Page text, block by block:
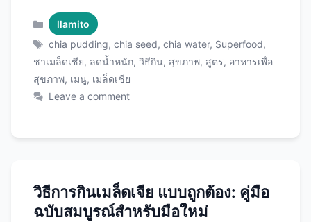
สุขภาพ พร้อมเคล็ดลับการใช้ Chia Seeds
คุณภาพพรีเมียม ให้คุ้มค่าและได้ประโยชน์เต็มที่ทุก
เม็ด! สิ่งที่ต้องรู้ก่อนเริ่มกินเมล็ดเชีย ปริมาณที่
เหมาะสมคือเท่าไหร่? ก่อนอื่นต้องรู้ว่าควรกินเท่า
ไหร่เพื่อความปลอดภัยและประโยชน์สูงสุด: กลุ่มคน
โต๊ะ เด็ก 6-12 ปี 5-10 กรัม 1/2-1 ช้อนโต๊ะ วัยรุ่น
Categories
llamito
Tags
chia pudding,chia seed,chia water, Superfood,
ชาเมล็ดเชีย, ลดน้ำหนัก, วิธีกิน, สุขภาพ, สูตร, อาหารเพื่อ
สุขภาพ, เมนู, เมล็ดเชีย
Leave a comment
วิธีการกินเมล็ดเจีย แบบถูกต้อง: คู่มือ
ฉบับสมบูรณ์สำหรับมือใหม่